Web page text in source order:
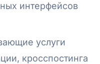
интерфейсов
услуги
кросспостинга